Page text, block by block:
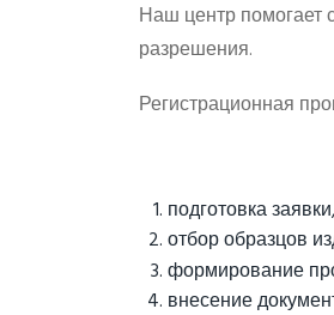
Наш центр помогает
разрешения.
Регистрационная
подготовка
отбор образцов
формирование
внесение